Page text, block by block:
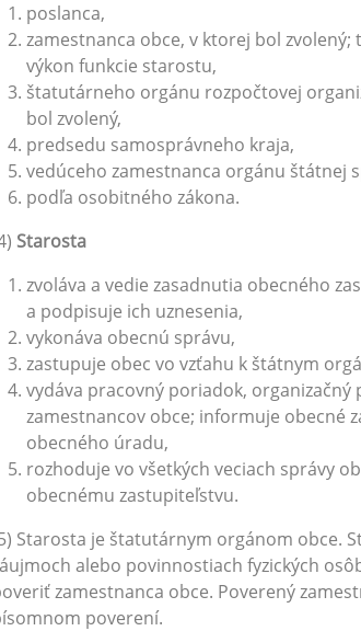
poslanca,
zamestnanca obce, v ktorej bol
výkon funkcie starostu,
štatutárneho orgánu rozpočtovej
bol zvolený,
predsedu samosprávneho kraja,
vedúceho zamestnanca orgánu štátnej
podľa osobitného zákona.
Starosta
zvoláva a vedie zasadnutia obecného
a podpisuje ich uznesenia,
vykonáva obecnú správu,
zastupuje obec vo vzťahu k štátnym
vydáva pracovný poriadok,
zamestnancov obce; informuje obecné
obecného úradu,
rozhoduje vo všetkých veciach správy
obecnému zastupiteľstvu.
Starosta je štatutárnym orgánom obce.
alebo povinnostiach fyzických
zamestnanca obce. Poverený
poverení.